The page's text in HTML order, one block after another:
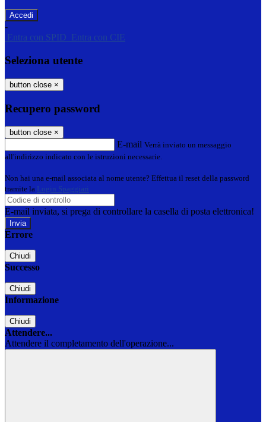
-
Entra con SPID
Entra con CIE
Seleziona utente
button close ×
Recupero password
button close ×
E-mail Verrà inviato un messaggio
all'indirizzo indicato con le istruzioni necessarie.
Non hai una e-mail associata al nome utente? Effettua il reset della password
tramite la Login Spaggiari
E-mail inviata, si prega di controllare la casella di posta elettronica!
Errore
Chiudi
Successo
Chiudi
Informazione
Chiudi
Attendere...
Attendere il completamento dell'operazione...